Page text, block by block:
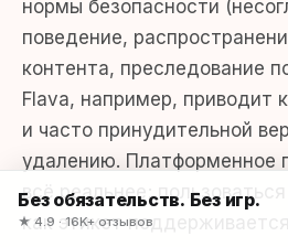
нормы безопасности
поведение,
контента, преследование
Flava, например, приводит
и часто принудительной
удалению. Платформенное
всё реальнее;
как этикет
Без обязательств. Без игр.
★ 4.9 · 16K+ отзывов